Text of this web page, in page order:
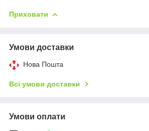
Приховати
Умови доставки
Нова Пошта
Всі умови доставки
Умови оплати